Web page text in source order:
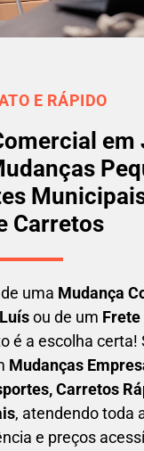
E RÁPIDO
em
Carretos
uma Mudança
ou de um Frete
é a escolha certa!
Mudanças
Carretos
, atendendo toda
e preços